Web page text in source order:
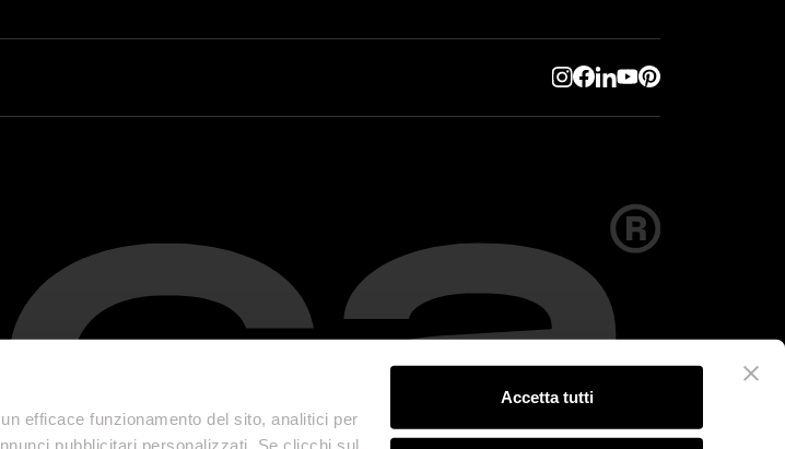
efficace funzionamento del sito, analitici per
pubblicitari personalizzati. Se clicchi sul
Accetta tutti